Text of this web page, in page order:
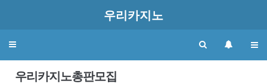
우리카지노
Toggle
우리카지노총판모집